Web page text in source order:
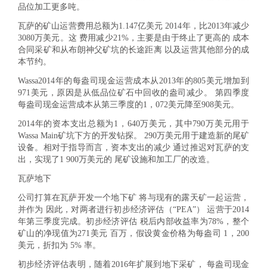
品位加工更多吨。
瓦萨的矿山运营费用总额为1.147亿美元 2014年，比2013年减少
3080万美元。这 费用减少21%，主要是由于终止了更高的 成本
合同采矿和从布朗神父矿坑的长途距离 以及运营其他部分的成
本节约。
Wassa2014年的每盎司现金运营成本从2013年的805美元增加到
971美元，原因是从低品位矿石中回收的盎司减少。 第四季度
每盎司现金运营成本从第三季度的1，072美元降至908美元。
2014年的资本支出总额为1，640万美元，其中790万美元用于
Wassa Main矿坑下方的开发钻探。 290万美元用于建造新的尾矿
设备。相对于指导而言，资本支出的减少 通过推迟对瓦萨的支
出，实现了1 900万美元的 尾矿设施和加工厂的改造。
瓦萨地下
公司打算在瓦萨开发一个地下矿 将与现有的露天矿一起运营，
并作为 因此，对两者进行初步经济评估（“PEA”） 运营于2014
年第三季度完成。初步经济评估 税后内部收益率为78%，整个
矿山的净现值为271美元 百万，假设黄金价格为每盎司 1，200
美元，折扣为 5% 率。
初步经济评估表明，随着2016年扩展到地下采矿， 每盎司现金